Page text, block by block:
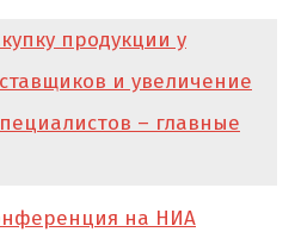
продукции у
и увеличение
– главные
на НИА